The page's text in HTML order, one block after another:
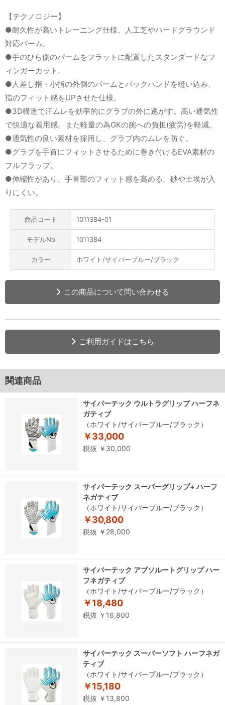
【テクノロジー】
●耐久性が高いトレーニング仕様、人工芝やハードグラウンド
対応パーム。
●手のひら側のパームをフラットに配置したスタンダードなフ
ィンガーカット。
●人差し指・小指の外側のパームとバックハンドを縫い込み、
指のフィット感をUPさせた仕様。
●3D構造で汗ムレを効率的にグラブの外に逃がす。高い通気性
で快適な着用感。また軽量の為GKの腕への負担(疲労)を軽減。
●通気性の良い素材を採用し、グラブ内のムレを防ぐ。
●グラブを手首にフィットさせるために巻き付けるEVA素材の
フルフラップ。
●伸縮性があり、手首部のフィット感を高める。砂や土埃が入
りにくい。
商品コード 1011384-01
モデルNo 1011384
カラー ホワイト/サイバーブルー/ブラック
この商品について問い合わせる
ご利用ガイドはこちら
関連商品
サイバーテック ウルトラグリップ ハーフネ
ガティブ
（ホワイト/サイバーブルー/ブラック）
￥33,000
税抜 ￥30,000
サイバーテック スーパーグリップ+ ハーフ
ネガティブ
（ホワイト/サイバーブルー/ブラック）
￥30,800
税抜 ￥28,000
サイバーテック アブソルートグリップ ハー
フネガティブ
（ホワイト/サイバーブルー/ブラック）
￥18,480
税抜 ￥16,800
サイバーテック スーパーソフト ハーフネガ
ティブ
（ホワイト/サイバーブルー/ブラック）
￥15,180
税抜 ￥13,800